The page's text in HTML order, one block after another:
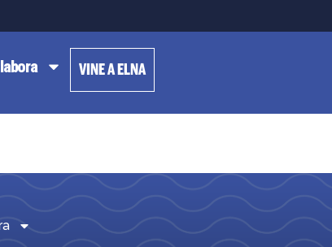
VINE A ELNA